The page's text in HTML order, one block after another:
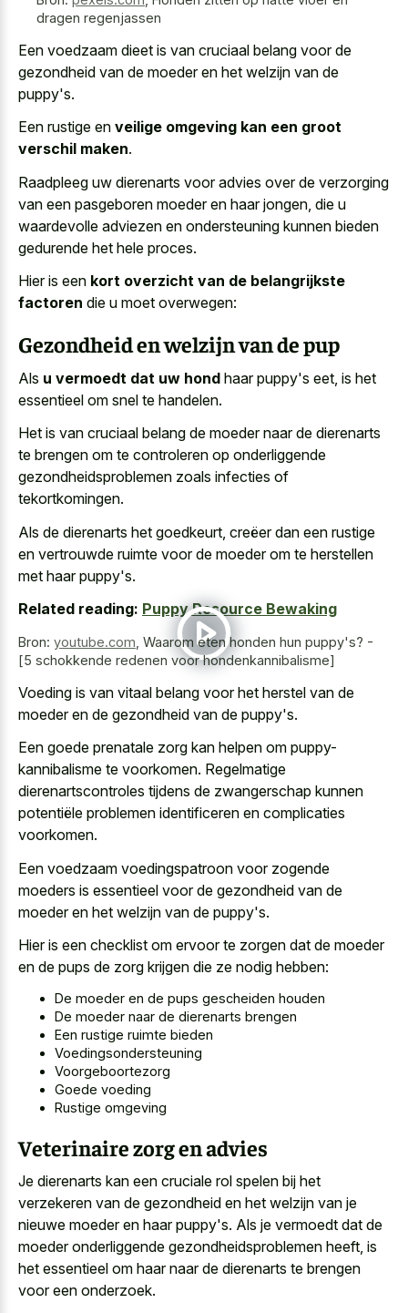
dragen regenjassen
Een voedzaam dieet is van cruciaal belang voor de
gezondheid van de moeder en het welzijn van de
puppy's.
Een rustige en veilige omgeving kan een groot
verschil maken.
Raadpleeg uw dierenarts voor advies over de verzorging
van een pasgeboren moeder en haar jongen, die u
waardevolle adviezen en ondersteuning kunnen bieden
gedurende het hele proces.
Hier is een kort overzicht van de belangrijkste
factoren die u moet overwegen:
Gezondheid en welzijn van de pup
Als u vermoedt dat uw hond haar puppy's eet, is het
essentieel om snel te handelen.
Het is van cruciaal belang de moeder naar de dierenarts
te brengen om te controleren op onderliggende
gezondheidsproblemen zoals infecties of
tekortkomingen.
Als de dierenarts het goedkeurt, creëer dan een rustige
en vertrouwde ruimte voor de moeder om te herstellen
met haar puppy's.
Related reading: Puppy Resource Bewaking
Bron: youtube.com, Waarom eten honden hun puppy's? -
[5 schokkende redenen voor hondenkannibalisme]
Voeding is van vitaal belang voor het herstel van de
moeder en de gezondheid van de puppy's.
Een goede prenatale zorg kan helpen om puppy-
kannibalisme te voorkomen. Regelmatige
dierenartscontroles tijdens de zwangerschap kunnen
potentiële problemen identificeren en complicaties
voorkomen.
Een voedzaam voedingspatroon voor zogende
moeders is essentieel voor de gezondheid van de
moeder en het welzijn van de puppy's.
Hier is een checklist om ervoor te zorgen dat de moeder
en de pups de zorg krijgen die ze nodig hebben:
De moeder en de pups gescheiden houden
De moeder naar de dierenarts brengen
Een rustige ruimte bieden
Voedingsondersteuning
Voorgeboortezorg
Goede voeding
Rustige omgeving
Veterinaire zorg en advies
Je dierenarts kan een cruciale rol spelen bij het
verzekeren van de gezondheid en het welzijn van je
nieuwe moeder en haar puppy's. Als je vermoedt dat de
moeder onderliggende gezondheidsproblemen heeft, is
het essentieel om haar naar de dierenarts te brengen
voor een onderzoek.